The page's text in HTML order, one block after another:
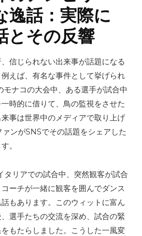
逸話：実際に
とその反響
信じられない出来事が話題になる
えば、有名な事件として挙げられ
モナコの大会中、ある選手が試合中
時的に借りて、鳥の監視をさせた
事は世界中のメディアで取り上げ
ンがSNSでその話題をシェアした
。
タリアでの試合中、突然観客が試合
ーチが一緒に観客を囲んでダンス
もあります。このウィットに富ん
選手たちの交流を深め、試合の緊
もたらしました。こうした一風変